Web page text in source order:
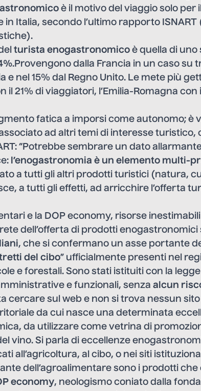
è il motivo del viaggio solo per
in Italia, secondo l’ultimo rapporto
turista enogastronomico è quella di uno
.Provengono dalla Francia in un caso su
e nel 15% dal Regno Unito. Le mete più
il 21% di viaggiatori, l’Emilia-Romagna con
fatica a imporsi come autonomo; è
ad altri temi di interesse turistico,
“Potrebbe sembrare un dato
l’enogastronomia è un elemento multi-
a tutti gli altri prodotti turistici (natura,
a tutti gli effetti, ad arricchire l’offerta
e la DOP economy, risorse
dell’offerta di prodotti enogastronomici
, che si confermano un asse portante
del cibo” ufficialmente presenti nel
e forestali. Sono stati istituiti con la
e funzionali, senza alcun
cercare sul web e non si trova nessun
da cui nasce una determinata
da utilizzare come vetrina di
vino. Si parla di eccellenze
all’agricoltura, al cibo, o nei siti
dell’agroalimentare sono i prodotti
economy, neologismo coniato dalla